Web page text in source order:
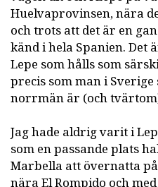
Huelvaprovinsen, nära
och trots att det är en
känd i hela Spanien.
Lepe som hålls som
precis som man i
norrmän är (och
Jag hade aldrig varit i
som en passande plats
Marbella att övernatta
nära El Rompido och